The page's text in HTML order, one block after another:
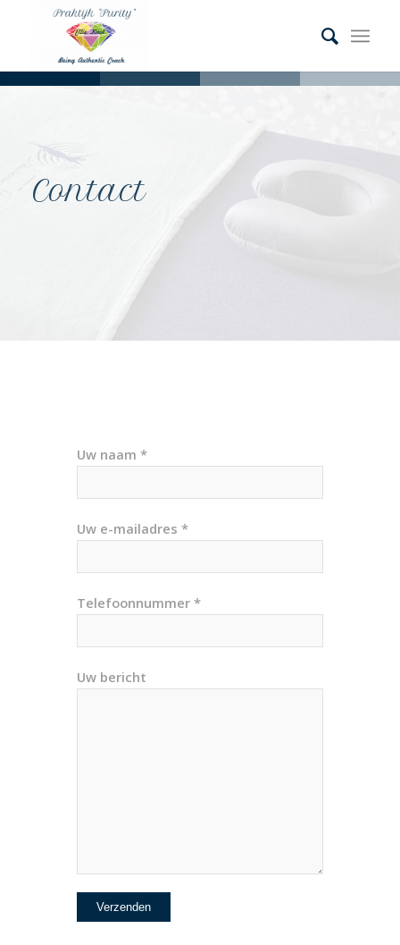
Contact
Uw naam *
Uw e-mailadres *
Telefoonnummer *
Uw bericht